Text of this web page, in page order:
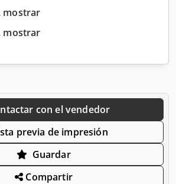
mostrar
mostrar
con el vendedor
previa de impresión
Guardar
Compartir